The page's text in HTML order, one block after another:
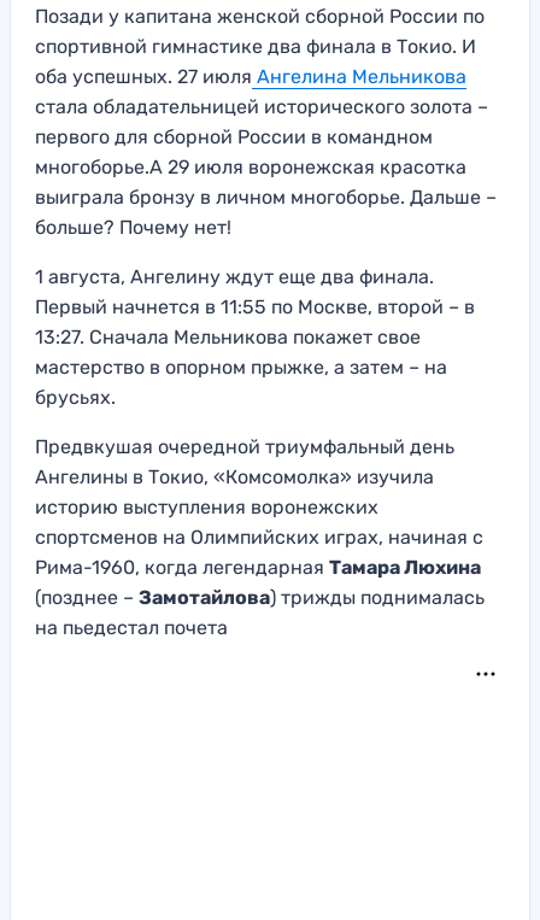
Позади у капитана женской сборной России по
спортивной гимнастике два финала в Токио. И
оба успешных. 27 июля Ангелина Мельникова
стала обладательницей исторического золота –
первого для сборной России в командном
многоборье.А 29 июля воронежская красотка
выиграла бронзу в личном многоборье. Дальше –
больше? Почему нет!
1 августа, Ангелину ждут еще два финала.
Первый начнется в 11:55 по Москве, второй – в
13:27. Сначала Мельникова покажет свое
мастерство в опорном прыжке, а затем – на
брусьях.
Предвкушая очередной триумфальный день
Ангелины в Токио, «Комсомолка» изучила
историю выступления воронежских
спортсменов на Олимпийских играх, начиная с
Рима-1960, когда легендарная Тамара Люхина
(позднее – Замотайлова) трижды поднималась
на пьедестал почета